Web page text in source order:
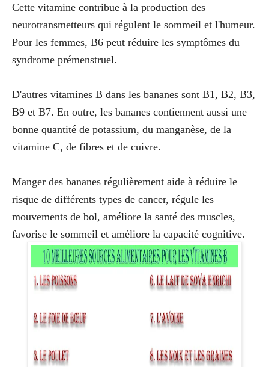
Cette vitamine contribue à la production des
neurotransmetteurs qui régulent le sommeil et l'humeur.
Pour les femmes, B6 peut réduire les symptômes du
syndrome prémenstruel.
D'autres vitamines B dans les bananes sont B1, B2, B3,
B9 et B7. En outre, les bananes contiennent aussi une
bonne quantité de potassium, du manganèse, de la
vitamine C, de fibres et de cuivre.
Manger des bananes régulièrement aide à réduire le
risque de différents types de cancer, régule les
mouvements de bol, améliore la santé des muscles,
favorise le sommeil et améliore la capacité cognitive.